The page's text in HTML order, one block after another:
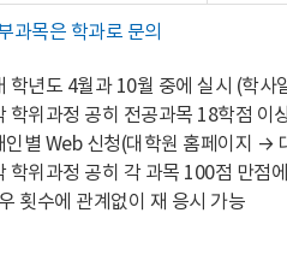
과목은 학과로 문의
학년도 4월과 10월 중에 실시 (학사
학위과정 공히 전공과목 18학점 이
인별 Web 신청(대학원 홈페이지
학위과정 공히 각 과목 100점 만점
횟수에 관계없이 재 응시 가능